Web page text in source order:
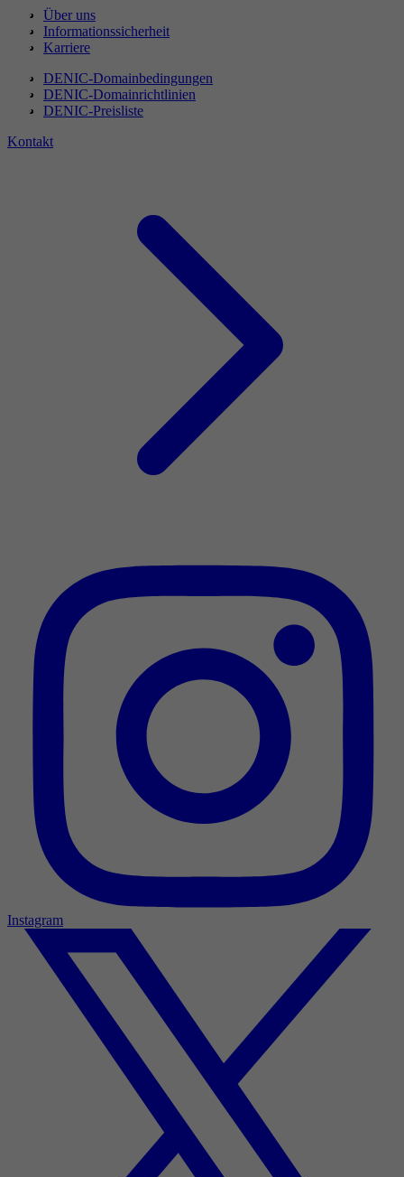
Über uns
Informationssicherheit
Karriere
DENIC-Domainbedingungen
DENIC-Domainrichtlinien
DENIC-Preisliste
Kontakt
Instagram